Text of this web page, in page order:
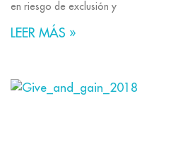
en riesgo de exclusión y
LEER MÁS »